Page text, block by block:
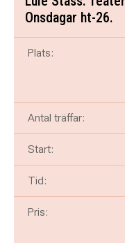
Onsdagar ht-26.
Plats:
Antal träffar:
Start:
Tid:
Pris: